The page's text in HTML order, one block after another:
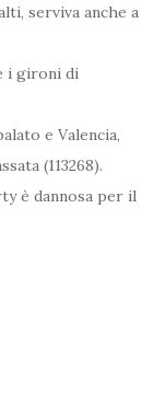
serviva anche a
i gironi di
e Valencia,
(113268).
è dannosa per il